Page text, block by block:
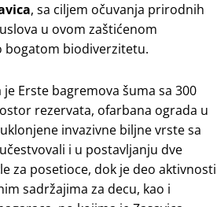
, sa ciljem očuvanja prirodnih
u ovom zaštićenom
biodiverzitetu.
Erste bagremova šuma sa 300
rezervata, ofarbana ograda u
invazivne biljne vrste sa
i u postavljanju dve
za posetioce, dok je deo aktivnosti
sadržajima za decu, kao i